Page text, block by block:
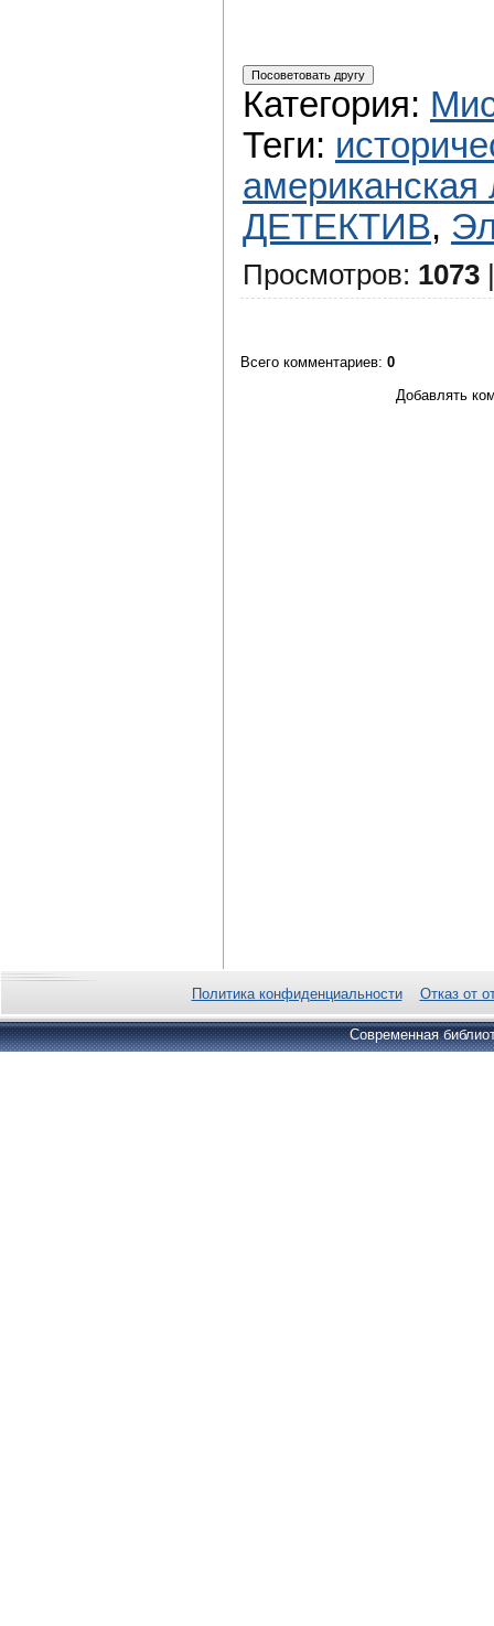
Категория:
Теги:
американская
ДЕТЕКТИВ,
Просмотров: 1073
Всего комментариев: 0
Добавлять
Политика конфиденциальности Отказ от
Современная